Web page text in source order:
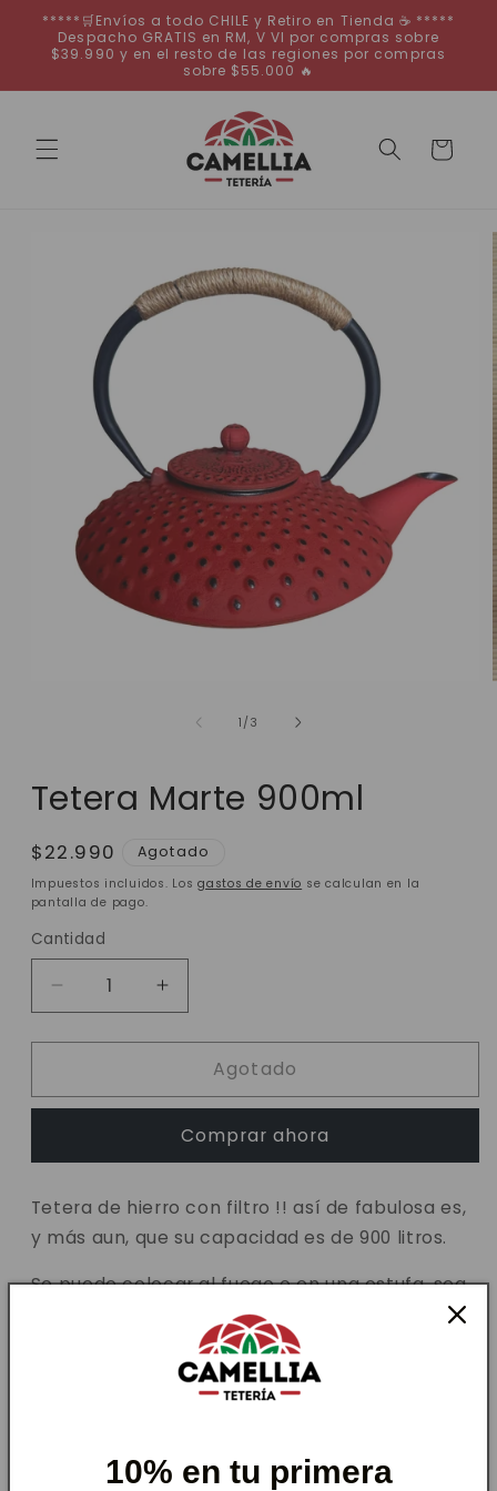
directamente
al contenido
*****🛒Envíos a todo CHILE y Retiro en Tienda ☕ *****
Despacho GRATIS en RM, V VI por compras sobre
$39.990 y en el resto de las regiones por compras
sobre $55.000 🔥
Carrito
1 /de
3
Tetera Marte 900ml
Precio
habitual
$22.990 Agotado
Impuestos incluidos. Losgastos de envío se calculan en la
pantalla de pago.
Cantidad
Reducir
cantidad
para
Marte
Aumentar
cantidad
para
Tetera
Marte
Agotado
Comprar ahora
Tetera de hierro con filtro !! así de fabulosa es,
y más aun, que su capacidad es de 900 litros.
Se puede colocar al fuego o en una estufa, sea
donde la coloques en verdad, como luego en la
mesa al servir, se verá hermosa.
Lo que amo de estas teteras, es que mantienen
10% en tu primera